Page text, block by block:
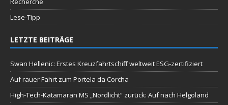
Lese-Tipp
LETZTE BEITRÄGE
Swan Hellenic: Erstes Kreuzfahrtschiff weltweit ESG-zertifiziert
Auf rauer Fahrt zum Portela da Corcha
High-Tech-Katamaran MS „Nordlicht“ zurück: Auf nach Helgoland